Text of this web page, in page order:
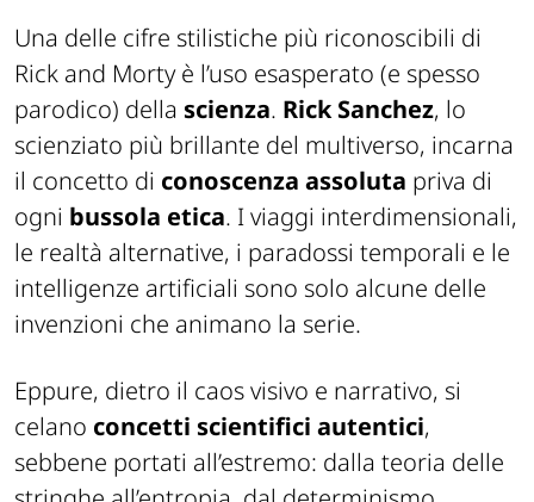
Una delle cifre stilistiche più riconoscibili di
Rick and Morty è l’uso esasperato (e spesso
parodico) della scienza. Rick Sanchez, lo
scienziato più brillante del multiverso, incarna
il concetto di conoscenza assoluta priva di
ogni bussola etica. I viaggi interdimensionali,
le realtà alternative, i paradossi temporali e le
intelligenze artificiali sono solo alcune delle
invenzioni che animano la serie.
Eppure, dietro il caos visivo e narrativo, si
celano concetti scientifici autentici,
sebbene portati all’estremo: dalla teoria delle